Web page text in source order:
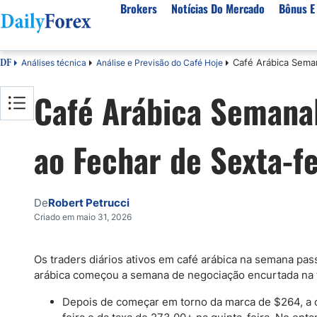
Brokers
Melhores Corretores do Brasil
Plataformas para Iniciantes
Plataformas de Ações
Negociação Automatizada
Mesa proprietária
Notícias Do Mercado
Moedas
BTC/USD
Todas as
Preço do café
Todas as commodities
Bônus
Artigos Sobre Forex
Livros de Negociação Gratuitos
Sobre nós
Entre em contato conosco
Termos e condições
Regulamentação de corretores
DF Análises técnica Análise e Previsão do Café Hoje Café Arábica
Café Arábica
ao Fechar de Sexta-
DeRobert Petrucci
Criado em maio 31, 2026
Os traders diários ativos em café arábica na semana
arábica começou a semana de negociação encurtada
Depois de começar em torno da marca de $264,